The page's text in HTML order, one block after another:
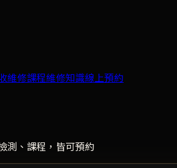
維修課程維修知識線上預約
測、課程，皆可預約